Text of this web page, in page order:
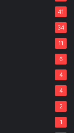
41
34
11
6
4
4
2
1